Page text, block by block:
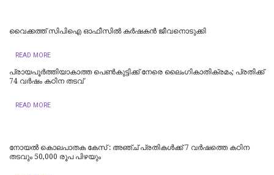
വൈക്കത്ത് സിപിഐ ഓഫീസിൽ കർഷകൻ ജീവനൊടുക്കി
READ MORE
പ്രായപൂർത്തിയാകാത്ത പെൺകുട്ടിക്ക് നേരെ ലൈംഗികാതിക്രമം; പ്രതിക്ക്
74 വർഷം കഠിന തടവ്
READ MORE
​നോയൽ കൊലപാതക കേസ് : അഞ്ച് പ്രതികൾക്ക് 7 വർഷത്തെ കഠിന
തടവും 50,000 രൂപ പിഴയും